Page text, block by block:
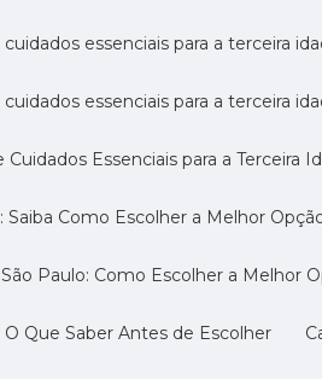
cuidados essenciais para a terceira
cuidados essenciais para a terceira
Cuidados Essenciais para a Terceira
Saiba Como Escolher a Melhor
São Paulo: Como Escolher a Melhor
O Que Saber Antes de Escolher